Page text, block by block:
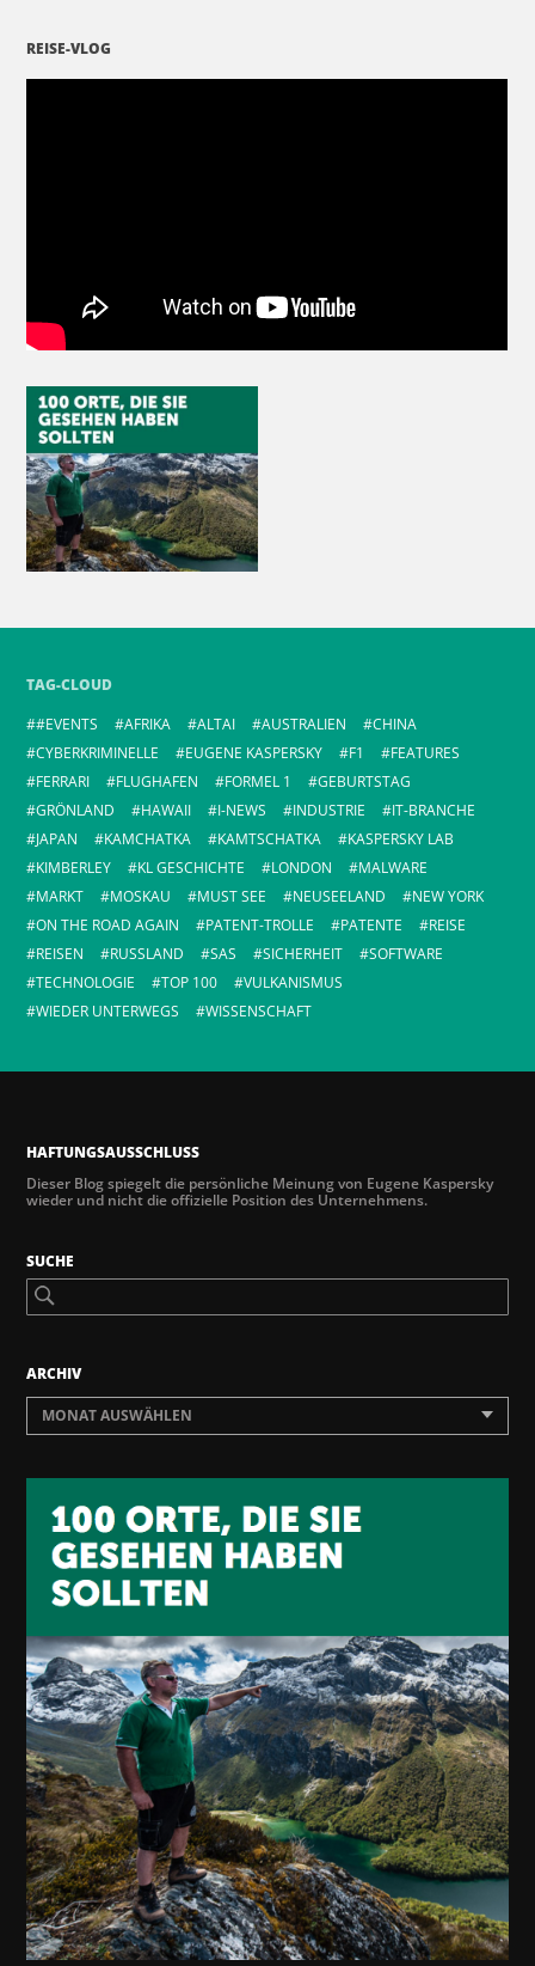
REISE-VLOG
TAG-CLOUD
#EVENTS
AFRIKA ALTAI AUSTRALIEN
CHINA
CYBERKRIMINELLE
EUGENE KASPERSKY F1
FEATURES
FERRARI
FLUGHAFEN FORMEL 1
GEBURTSTAG
GRÖNLAND
HAWAII I-NEWS INDUSTRIE
IT-BRANCHE
JAPAN
KAMCHATKA KAMTSCHATKA
KASPERSKY LAB
KIMBERLEY
KL GESCHICHTE LONDON
MALWARE
MARKT
MOSKAU MUST SEE NEUSEELAND
NEW YORK
ON THE ROAD AGAIN
PATENT-TROLLE PATENTE
REISE
REISEN
RUSSLAND SAS SICHERHEIT
SOFTWARE
TECHNOLOGIE
TOP 100
VULKANISMUS
WIEDER UNTERWEGS
WISSENSCHAFT
HAFTUNGSAUSSCHLUSS
Dieser Blog spiegelt die persönliche Meinung von Eugene Kaspersky
wieder und nicht die offizielle Position des Unternehmens.
SUCHE
ARCHIV
MONAT AUSWÄHLEN